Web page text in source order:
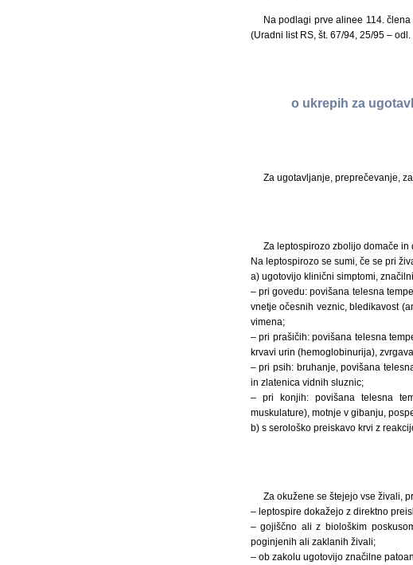
Na podlagi prve alinee 114.
(Uradni list RS, št. 67/94, 25/95 –
o ukrepih za
Za ugotavljanje, preprečevanje,
Za leptospirozo zbolijo domače in
Na leptospirozo se sumi, če se pri
a) ugotovijo klinični simptomi,
– pri govedu: povišana telesna
vnetje očesnih veznic, bledikavost
vimena;
– pri prašičih: povišana telesna
krvavi urin (hemoglobinurija),
– pri psih: bruhanje, povišana
in zlatenica vidnih sluznic;
– pri konjih: povišana telesna
muskulature), motnje v gibanju,
b) s serološko preiskavo krvi z
Za okužene se štejejo vse živali,
– leptospire dokažejo z direktno
– gojiščno ali z biološkim
poginjenih ali zaklanih živali;
– ob zakolu ugotovijo značilne